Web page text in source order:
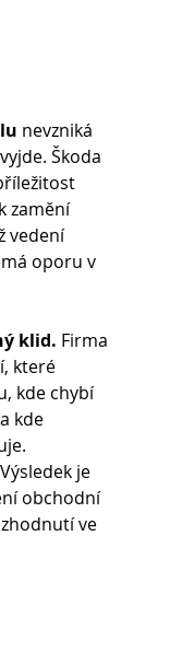
nevzniká
Škoda
zamění
vedení
oporu v
klid. Firma
které
kde chybí
kde
je
obchodní
ve